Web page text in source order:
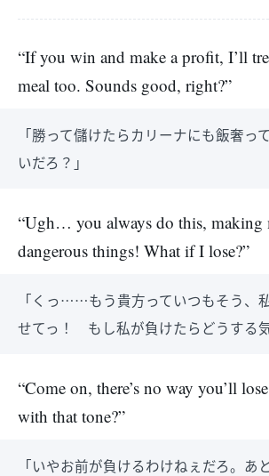
“If you win and make a profit, I’ll
meal too. Sounds good, right?”
「勝って儲けたらカリーナにも飯奢っ
いだろ？」
“Ugh… you always do this, making
dangerous things! What if I lose?”
「くっ……もう貴方っていつもそう、
せてっ！ もし私が負けたらどうする気
“Come on, there’s no way you’ll
with that tone?”
「いやお前が負けるわけねぇだろ。あ